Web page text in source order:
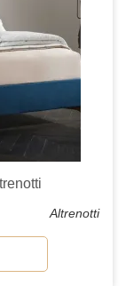
Altrenotti